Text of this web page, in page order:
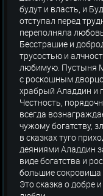
будут и власть, и
отступал перед
переполняла
Бесстрашие и
трусостью и
любимую. Пустыня
с роскошным
храбрый Аладдин и
Честность,
всегда
чужому богатству,
в сказках туго
деяниями Аладдин
виде богатства и
большие
Это сказка о добре